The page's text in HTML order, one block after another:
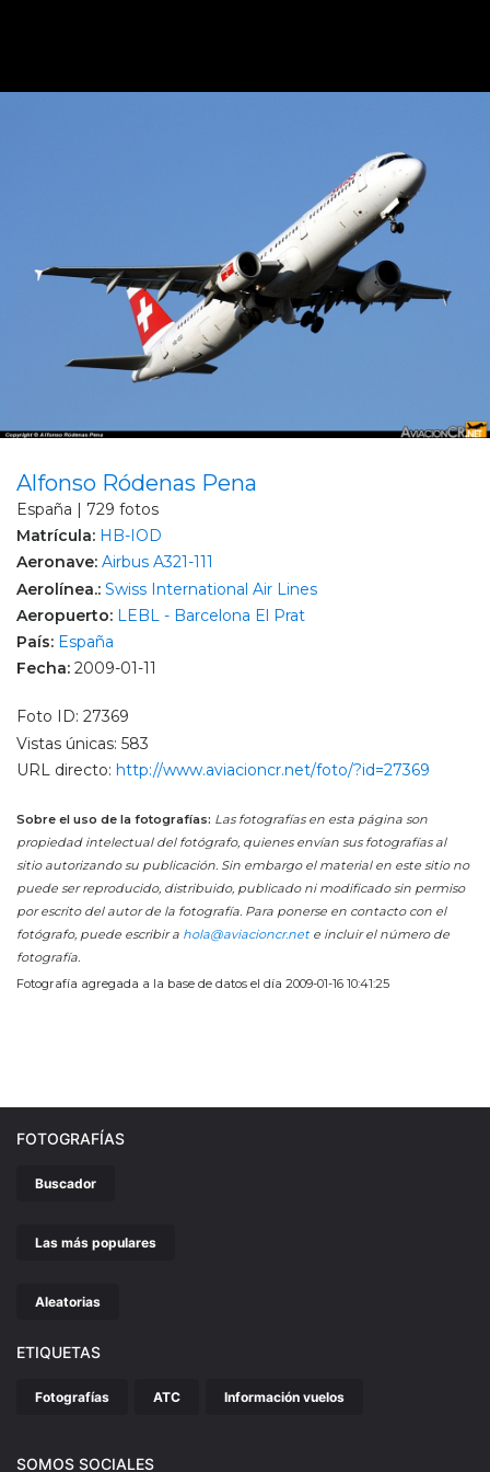
Alfonso Ródenas Pena
España | 729 fotos
Matrícula: HB-IOD
Aeronave: Airbus A321-111
Aerolínea.: Swiss International Air Lines
Aeropuerto: LEBL - Barcelona El Prat
País: España
Fecha: 2009-01-11
Foto ID: 27369
Vistas únicas: 583
URL directo: http://www.aviacioncr.net/foto/?id=27369
Sobre el uso de la fotografías: Las fotografías en esta página son
propiedad intelectual del fotógrafo, quienes envían sus fotografías al
sitio autorizando su publicación. Sin embargo el material en este sitio no
puede ser reproducido, distribuido, publicado ni modificado sin permiso
por escrito del autor de la fotografía. Para ponerse en contacto con el
fotógrafo, puede escribir a hola@aviacioncr.nete incluir el número de
fotografía.
Fotografía agregada a la base de datos el día 2009-01-16 10:41:25
FOTOGRAFÍAS
Buscador
Las más populares
Aleatorias
ETIQUETAS
Fotografías ATC Información vuelos
SOMOS SOCIALES